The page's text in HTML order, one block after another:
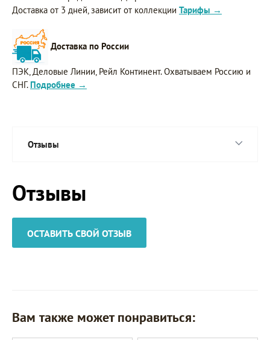
Доставка от 3 дней, зависит от коллекции Тарифы →
Доставка по России
ПЭК, Деловые Линии, Рейл Континент. Охватываем Россию и
СНГ. Подробнее →
Отзывы
Отзывы
ОСТАВИТЬ СВОЙ ОТЗЫВ
Вам также может понравиться: